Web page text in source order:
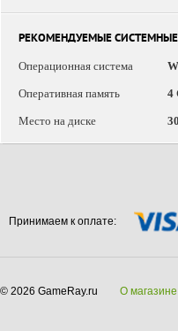
РЕКОМЕНДУЕМЫЕ
Операционная система
Оперативная память 4
Место на диске
Принимаем к оплате:
© 2026 GameRay.ru О магазине